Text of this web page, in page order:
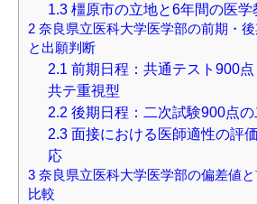
1.3橿原市の立地と6年間の医学
2 奈良県立医科大学医学部の前期・
と出願判断
2.1 前期日程：共通テスト900
共テ重視型
2.2 後期日程：二次試験900点
2.3面接における医師適性の評
応
3 奈良県立医科大学医学部の偏差値
比較